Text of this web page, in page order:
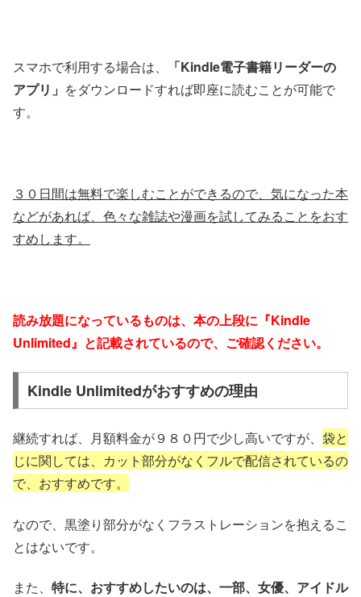
スマホで利用する場合は、
「Kindle電子書籍リーダーの
アプリ」 をダウンロードすれば即座に読むことが可能で
す。
３０日間は無料で楽しむことができるので、気になった本
などがあれば、色々な雑誌や漫画を試してみることをおす
すめします。
読み放題になっているものは、本の上段に『Kindle
Unlimited』と記載されているので、ご確認ください。
Kindle Unlimitedがおすすめの理由
継続すれば、月額料金が９８０円で少し高いですが、 袋と
じに関しては、カット部分がなくフルで配信されているの
で、おすすめです。
なので、黒塗り部分がなくフラストレーションを抱えるこ
とはないです。
また、 特に、おすすめしたいのは、一部、女優、アイドル